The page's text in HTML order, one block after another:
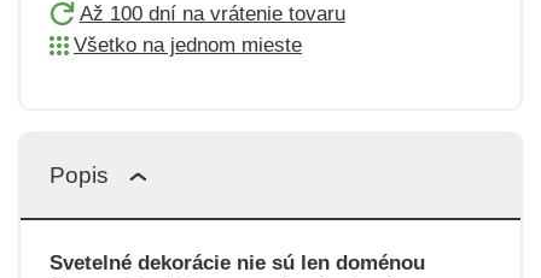
Až 100 dní na vrátenie tovaru
Všetko na jednom mieste
Popis
Svetelné dekorácie nie sú len doménou